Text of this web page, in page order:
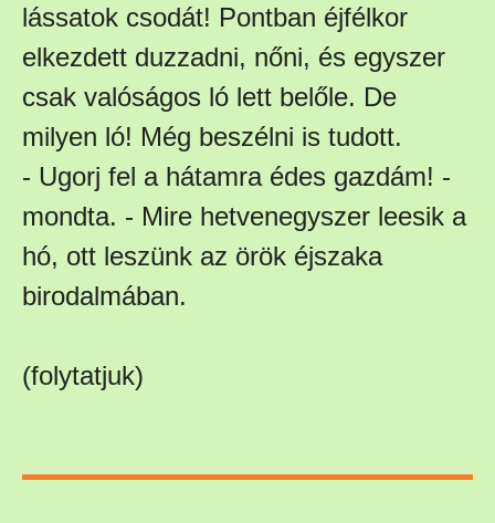
lássatok csodát! Pontban éjfélkor
elkezdett duzzadni, nőni, és egyszer
csak valóságos ló lett belőle. De
milyen ló! Még beszélni is tudott.
- Ugorj fel a hátamra édes gazdám! -
mondta. - Mire hetvenegyszer leesik a
hó, ott leszünk az örök éjszaka
birodalmában.
(folytatjuk)